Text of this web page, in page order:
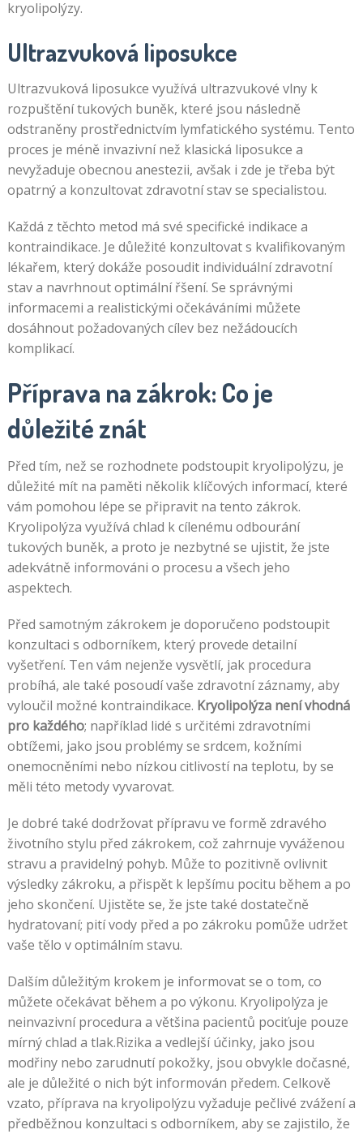
kryolipolýzy.
Ultrazvuková liposukce
Ultrazvuková liposukce využívá ultrazvukové vlny k
rozpuštění tukových buněk, které jsou následně
odstraněny prostřednictvím lymfatického systému. Tento
proces je méně invazivní než klasická liposukce a
nevyžaduje obecnou anestezii, avšak i zde je třeba být
opatrný a konzultovat zdravotní stav se specialistou.
Každá z těchto metod má své specifické indikace a
kontraindikace. Je důležité konzultovat s kvalifikovaným
lékařem, který dokáže posoudit individuální zdravotní
stav a navrhnout optimální řšení. Se správnými
informacemi a realistickými očekáváními můžete
dosáhnout požadovaných cílev bez nežádoucích
komplikací.
Příprava na zákrok: Co je
důležité znát
Před tím, než se rozhodnete podstoupit kryolipolýzu, je
důležité mít na paměti několik klíčových informací, které
vám pomohou lépe se připravit na tento zákrok.
Kryolipolýza využívá chlad k cílenému odbourání
tukových buněk, a proto je nezbytné se ujistit, že jste
adekvátně informováni o procesu a všech jeho
aspektech.
Před samotným zákrokem je doporučeno podstoupit
konzultaci s odborníkem, který provede detailní
vyšetření. Ten vám nejenže vysvětlí, jak procedura
probíhá, ale také posoudí vaše zdravotní záznamy, aby
vyloučil možné kontraindikace. Kryolipolýza není vhodná
pro každého; například lidé s určitémi zdravotními
obtížemi, jako jsou problémy se srdcem, kožními
onemocněními nebo nízkou citlivostí na teplotu, by se
měli této metody vyvarovat.
Je dobré také dodržovat přípravu ve formě zdravého
životního stylu před zákrokem, což zahrnuje vyváženou
stravu a pravidelný pohyb. Může to pozitivně ovlivnit
výsledky zákroku, a přispět k lepšímu pocitu během a po
jeho skončení. Ujistěte se, že jste také dostatečně
hydratovaní; pití vody před a po zákroku pomůže udržet
vaše tělo v optimálním stavu.
Dalším důležitým krokem je informovat se o tom, co
můžete očekávat během a po výkonu. Kryolipolýza je
neinvazivní procedura a většina pacientů pociťuje pouze
mírný chlad a tlak.Rizika a vedlejší účinky, jako jsou
modřiny nebo zarudnutí pokožky, jsou obvykle dočasné,
ale je důležité o nich být informován předem. Celkově
vzato, příprava na kryolipolýzu vyžaduje pečlivé zvážení a
předběžnou konzultaci s odborníkem, aby se zajistilo, že